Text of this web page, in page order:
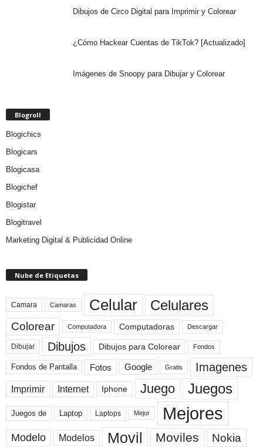
Dibujos de Circo Digital para Imprimir y Colorear
¿Cómo Hackear Cuentas de TikTok? [Actualizado]
Imágenes de Snoopy para Dibujar y Colorear
Blogroll
Blogichics
Blogicars
Blogicasa
Blogichef
Blogistar
Blogitravel
Marketing Digital & Publicidad Online
Nube de Etiquetas
Camara Camaras Celular Celulares
Colorear Computadora Computadoras Descargar
Dibujar Dibujos Dibujos para Colorear Fondos
Fondos de Pantalla Fotos Google Gratis Imagenes
Imprimir Internet Iphone Juego Juegos
Juegos de Laptop Laptops Mejor Mejores
Modelo Modelos Movil Moviles Nokia